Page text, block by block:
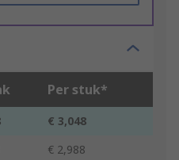
Per stuk*
€ 3,048
€ 2,988